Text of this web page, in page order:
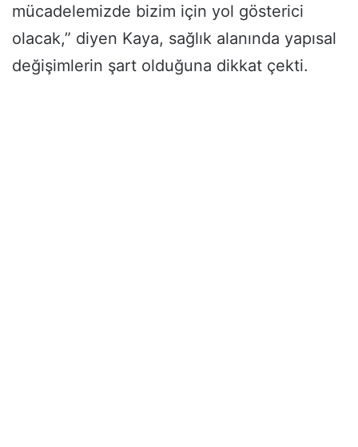
mücadelemizde bizim için yol gösterici
olacak,” diyen Kaya, sağlık alanında yapısal
değişimlerin şart olduğuna dikkat çekti.